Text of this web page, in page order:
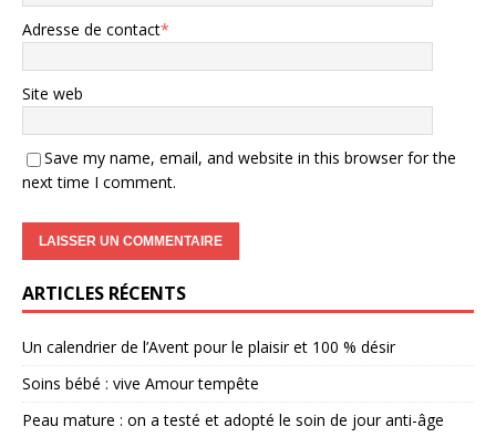
Adresse de contact*
Site web
Save my name, email, and website in this browser for the
next time I comment.
ARTICLES RÉCENTS
Un calendrier de l’Avent pour le plaisir et 100 % désir
Soins bébé : vive Amour tempête
Peau mature : on a testé et adopté le soin de jour anti-âge